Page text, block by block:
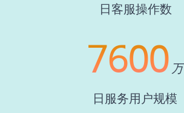
日客服操作数
7600 万
日服务用户规模